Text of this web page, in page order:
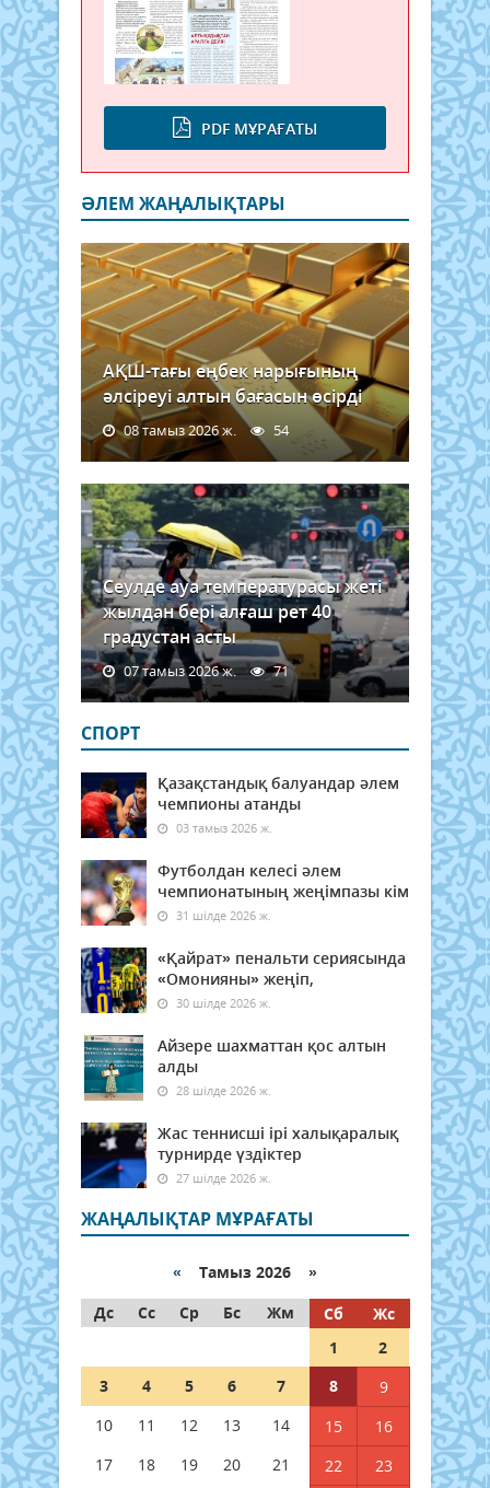
PDF МҰРАҒАТЫ
ӘЛЕМ ЖАҢАЛЫҚТАРЫ
АҚШ-тағы еңбек нарығының
әлсіреуі алтын бағасын өсірді
08 тамыз 2026 ж. 54
Сеулде ауа температурасы жеті
жылдан бері алғаш рет 40
градустан асты
07 тамыз 2026 ж. 71
СПОРТ
Қазақстандық балуандар әлем
чемпионы атанды
03 тамыз 2026 ж.
Футболдан келесі әлем
чемпионатының жеңімпазы кім
31 шілде 2026 ж.
«Қайрат» пенальти сериясында
«Омонияны» жеңіп,
30 шілде 2026 ж.
Айзере шахматтан қос алтын
алды
28 шілде 2026 ж.
Жас теннисші ірі халықаралық
турнирде үздіктер
27 шілде 2026 ж.
ЖАҢАЛЫҚТАР МҰРАҒАТЫ
« Тамыз 2026 »
Дс
Сс Ср Бс Жм Сб
Жс
1
2
3
4 5 6 7 8
9
10
11 12 13 14 15
16
17
18 19 20 21 22 23